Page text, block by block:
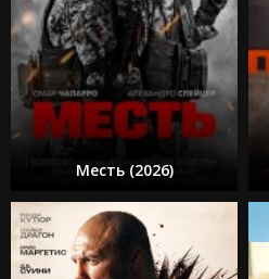
Месть (2026)